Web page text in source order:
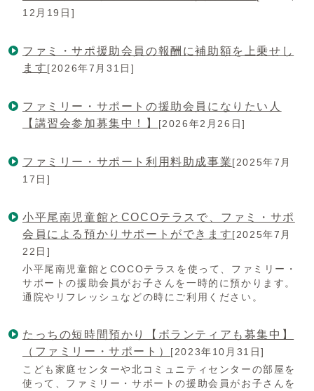
12月19日]
ファミ・サポ援助会員の報酬に補助額を上乗せし
ます[2026年7月31日]
ファミリー・サポートの援助会員になりたい人
【講習会参加募集中！】
[2026年2月26日]
ファミリー・サポート利用料助成事業[2025年7月
17日]
小平尾南児童館とCOCOテラスで、ファミ・サポ
会員による預かりサポートができます[2025年7月
22日]
小平尾南児童館とCOCOテラスを使って、ファミリー・
サポートの援助会員がお子さんを一時的に預かります。
通院やリフレッシュなどの時にご利用ください。
たっちの短時間預かり【ボランティアも募集中】
（ファミリー・サポート） [2023年10月31日]
こども家庭センターや北コミュニティセンターの部屋を
使って、ファミリー・サポートの援助会員がお子さんを